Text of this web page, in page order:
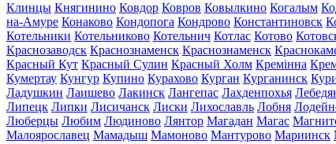
Клинцы Княгинино Ковдор Ковров Ковылкино Когалым
на-Амуре Конаково Кондопога Кондрово Константиновск
Котельники Котельниково Котельнич Котлас Котово
Краснозаводск Краснознаменск Краснознаменск
Красный Кут Красный Сулин Красный Холм Кремінна
Кумертау Кунгур Купино Курахово Курган Курганинск
Ладушкин Лаишево Лакинск Лангепас Лахденпохья
Липецк Липки Лисичанск Лиски Лихославль Лобня
Люберцы Любим Людиново Лянтор Магадан Магас
Малоярославец Мамадыш Мамоново Мантурово Мариинск